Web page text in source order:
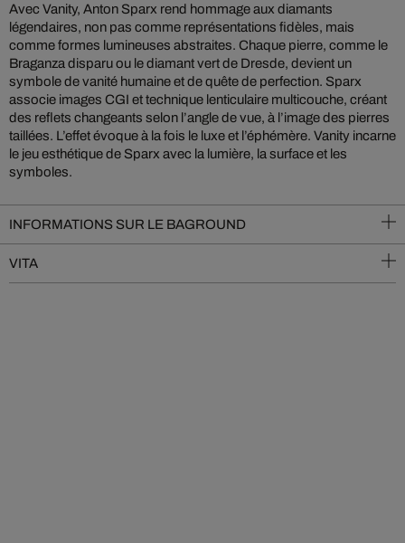
Avec Vanity, Anton Sparx rend hommage aux diamants
légendaires, non pas comme représentations fidèles, mais
comme formes lumineuses abstraites. Chaque pierre, comme le
Braganza disparu ou le diamant vert de Dresde, devient un
symbole de vanité humaine et de quête de perfection. Sparx
associe images CGI et technique lenticulaire multicouche, créant
des reflets changeants selon l’angle de vue, à l’image des pierres
taillées. L’effet évoque à la fois le luxe et l’éphémère. Vanity incarne
le jeu esthétique de Sparx avec la lumière, la surface et les
symboles.
INFORMATIONS SUR LE BAGROUND
VITA